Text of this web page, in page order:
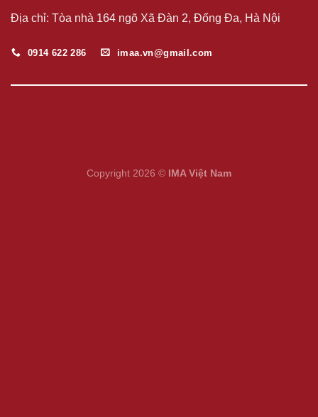
Địa chỉ: Tòa nhà 164 ngõ Xã Đàn 2, Đống Đa, Hà Nội
0914 622 286 imaa.vn@gmail.com
Copyright 2026 © IMA Việt Nam